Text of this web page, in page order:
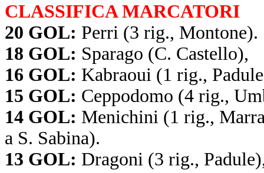
CLASSIFICA MARCATORI
20 GOL: Perri (3 rig., Montone).
18 GOL: Sparago (C. Castello),
16 GOL: Kabraoui (1 rig.,
15 GOL: Ceppodomo (4 rig.,
14 GOL: Menichini (1 rig.,
a S. Sabina).
13 GOL: Dragoni (3 rig.,